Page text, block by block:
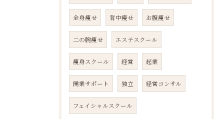
全身痩せ 背中痩せ お腹痩せ
二の腕痩せ エステスクール
痩身スクール 経営 起業
開業サポート 独立 経営コンサル
フェイシャルスクール